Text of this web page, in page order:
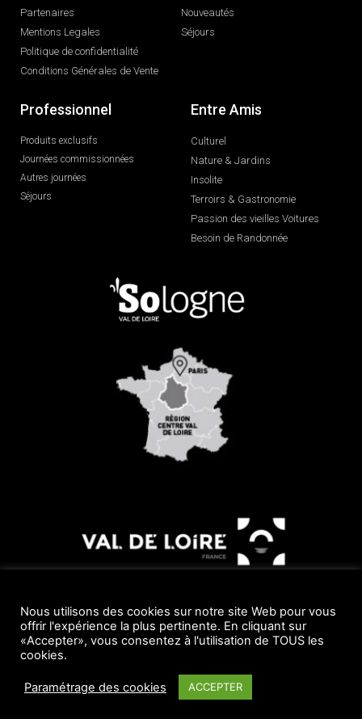
Partenaires
Mentions Legales
Politique de confidentialité
Conditions Générales de Vente
Nouveautés
Séjours
Professionnel
Produits exclusifs
Journées commissionnées
Autres journées
Séjours
Entre Amis
Culturel
Nature & Jardins
Insolite
Terroirs & Gastronomie
Passion des vieilles Voitures
Besoin de Randonnée
© 2019 Réalisé avec le soutien du Conseil Départemental par
Nous utilisons des cookies sur notre site Web pour vous
offrir l'expérience la plus pertinente. En cliquant sur
«Accepter», vous consentez à l'utilisation de TOUS les
cookies.
Paramétrage des cookies ACCEPTER